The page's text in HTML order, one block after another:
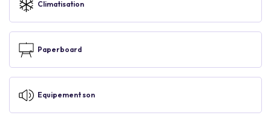
Climatisation
Paperboard
Equipement son